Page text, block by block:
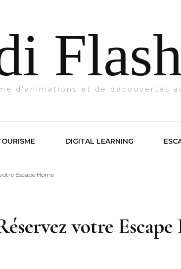
d’animations et de découvertes
DIGITAL LEARNING
Escape Home
votre